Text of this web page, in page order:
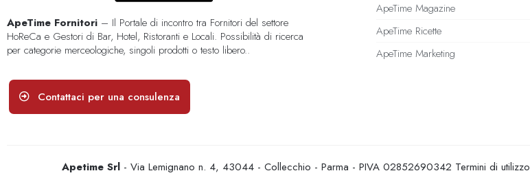
ApeTime Fornitori – Il Portale di incontro tra Fornitori del settore
HoReCa e Gestori di Bar, Hotel, Ristoranti e Locali. Possibilità di ricerca
per categorie merceologiche, singoli prodotti o testo libero..
Contattaci per una consulenza
ApeTime Magazine
ApeTime Ricette
ApeTime Marketing
Apetime Srl - Via Lemignano n. 4, 43044 - Collecchio - Parma - PIVA 02852690342 Termini di utilizzo